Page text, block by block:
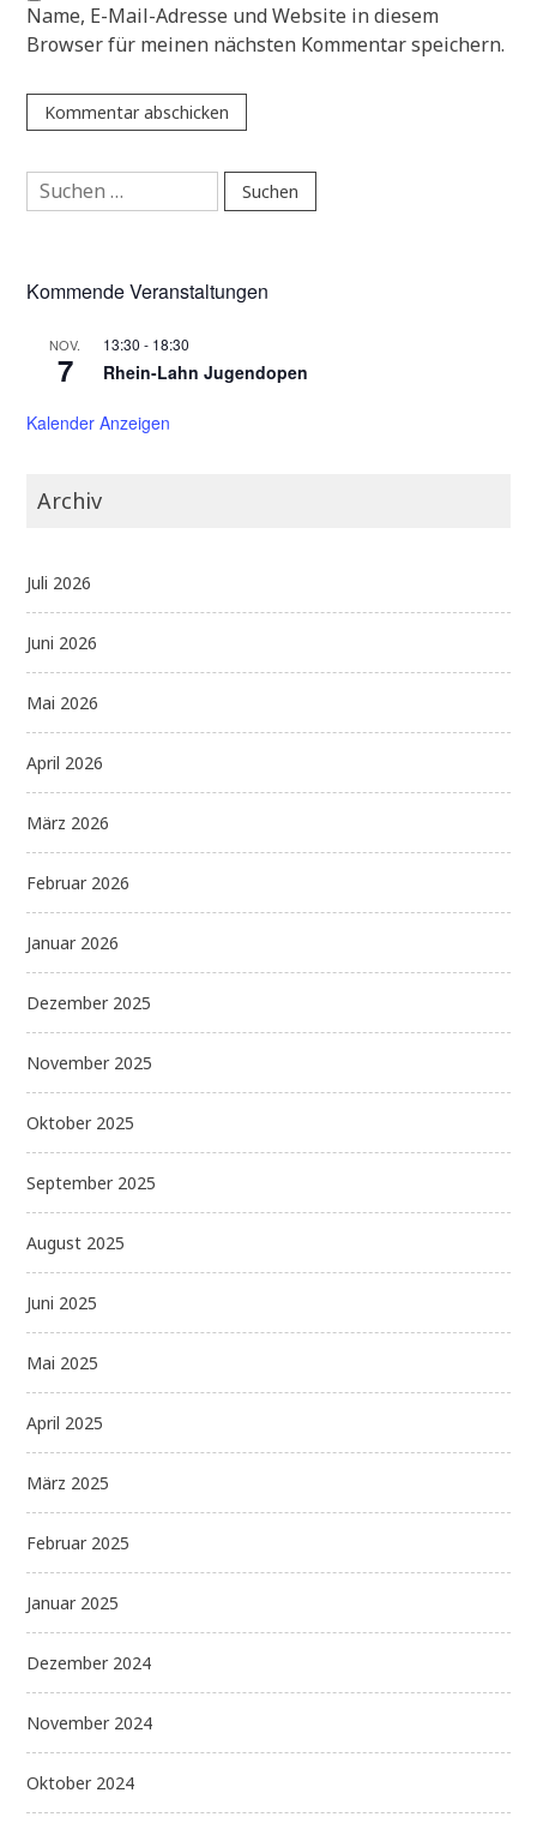
Name, E-Mail-Adresse und Website in diesem
Browser für meinen nächsten Kommentar speichern.
Suchen
nach:
Kommende Veranstaltungen
NOV.
7
13:30 - 18:30
Rhein-Lahn Jugendopen
Kalender Anzeigen
Archiv
Juli 2026
Juni 2026
Mai 2026
April 2026
März 2026
Februar 2026
Januar 2026
Dezember 2025
November 2025
Oktober 2025
September 2025
August 2025
Juni 2025
Mai 2025
April 2025
März 2025
Februar 2025
Januar 2025
Dezember 2024
November 2024
Oktober 2024